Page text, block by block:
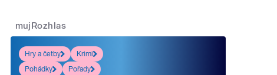
mujRozhlas
Hry a četby
Krimi
Pohádky
Pořady